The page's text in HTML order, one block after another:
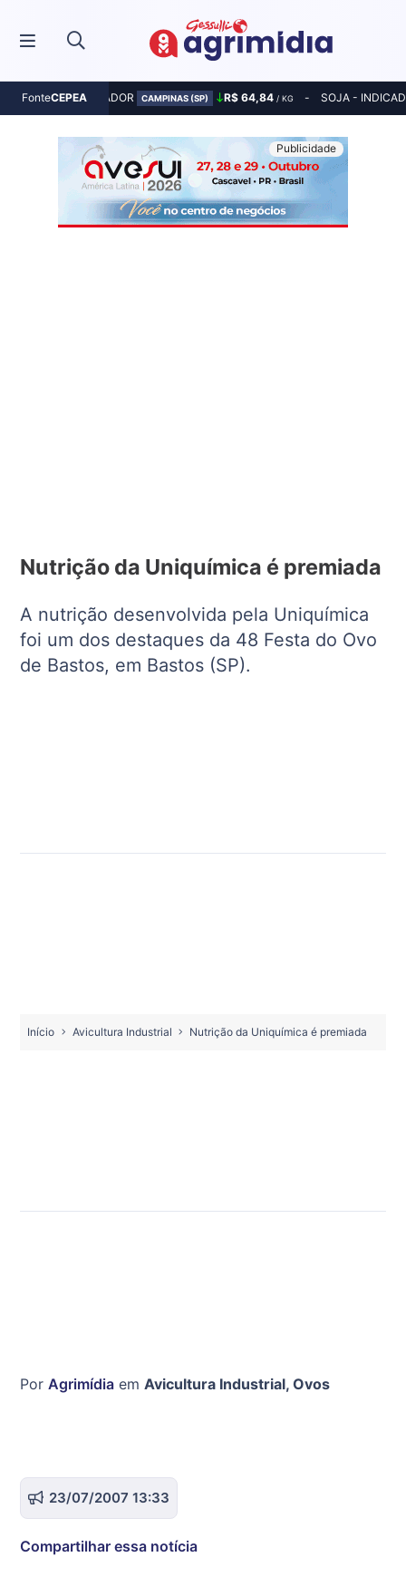
FonteCEPEA
MILHO - INDICADOR CAMPINAS (SP) R$ 64,84 / KG SOJA -
Nutrição da Uniquímica é premiada
A nutrição desenvolvida pela Uniquímica
foi um dos destaques da 48 Festa do Ovo
de Bastos, em Bastos (SP).
Início Avicultura Industrial Nutrição da Uniquímica é premiada
Por Agrimídia em Avicultura Industrial, Ovos
23/07/2007 13:33
Compartilhar essa notícia